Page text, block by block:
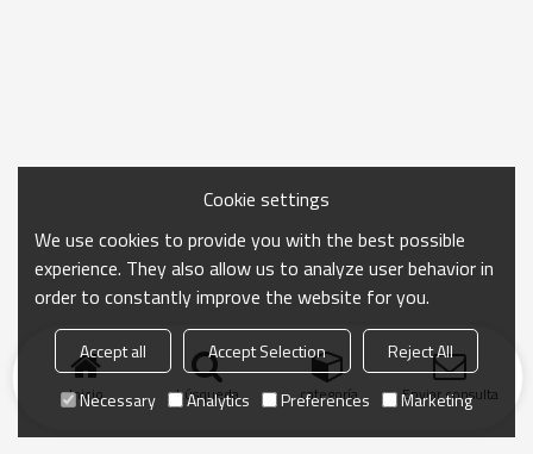
Inicio búsqueda categoría Enviar consulta
Cookie settings
We use cookies to provide you with the best possible
experience. They also allow us to analyze user behavior in
order to constantly improve the website for you.
Accept all Accept Selection
Reject All
Necessary
Analytics Preferences Marketing